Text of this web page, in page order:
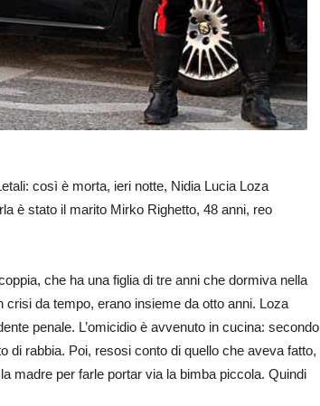
così è morta, ieri notte, Nidia Lucia Loza
è stato il marito Mirko Righetto, 48 anni, reo
che ha una figlia di tre anni che dormiva nella
da tempo, erano insieme da otto anni. Loza
penale. L’omicidio è avvenuto in cucina: secondo
di rabbia. Poi, resosi conto di quello che aveva fatto,
madre per farle portar via la bimba piccola. Quindi